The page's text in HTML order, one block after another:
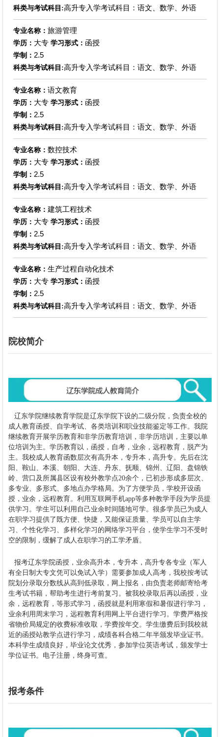
科类与考试科目:高升专入学考试科目：语文、数学、外语
专业名称： 旅游管理
学历： 大专 学习形式： 函授
学制： 2.5
科类与考试科目:高升专入学考试科目：语文、数学、外语
专业名称： 语文教育
学历： 大专 学习形式： 函授
学制： 2.5
科类与考试科目:高升专入学考试科目：语文、数学、外语
专业名称： 数控技术
学历： 大专 学习形式： 函授
学制： 2.5
科类与考试科目:高升专入学考试科目：语文、数学、外语
专业名称： 建筑工程技术
学历： 大专 学习形式： 函授
学制： 2.5
科类与考试科目:高升专入学考试科目：语文、数学、外语
专业名称： 生产过程自动化技术
学历： 大专 学习形式： 函授
学制： 2.5
科类与考试科目:高升专入学考试科目：语文、数学、外语
院校简介
辽东学院继续教育学院是辽东学院下设的二级分院，负责全校的
成人教育函授、自学考试、各类培训和职业技能鉴定等工作。 我院
继续教育开展学历教育和非学历教育培训，非学历培训，主要以单
位培训为主。学历教育以，函授，自考，业余，远程教育，脱产为
主。我校成人教育函数层次有高升本，专升本，高升专。先后在沈
阳、鞍山、本溪、朝阳、大连、丹东、抚顺、锦州、辽阳、盘锦铁
岭、营口及所属县区设有校外教学点20余个，已初步形成多层次、
多专业、多形式、多地点办学格局。为了方便学员，学校开设函
授，业余，远程教育。利用互联网手机app等多种教学手段为学员提
供学习。学生可以利用自己业余时间随地可学。很多学员已为成人
在职学习提供了既方便、快捷，又能保证质量、学员可以自主学
习、个性化学习、多样化学习的网络学习平台，使学生学习不受时
空的限制，缓解了成人在职学习的工学矛盾。
报考辽东学院函授，业余高升本，专升本，高升专各专业（军人
有全日制大专文凭可以免试入学）需要参加成人高考，我校按考试
院划分录取分数线从高到低录取，网上报名，由负责老师邮寄给考
生考试书籍，帮助考生进行考前复习。被我校录取后再以函授，业
余，远程教育，等形式学习，函授就是利用寒假和暑假进行学习，
业余利用周末学习，远程教育利用网上平台进行学习。学费严格按
省物价局规定的收费标准收取，学费按年交。学生缴费后到我校就
近的函授站教学点进行学习，成绩各科合格二年半颁发毕业证书。
本科学生成绩良好，毕业论文优秀，参加学位英语考试，颁发学士
学位证书。电子注册，终身可查。
报考条件